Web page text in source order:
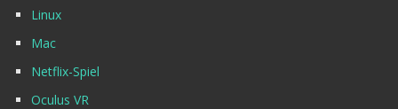
Linux
Mac
Netflix-Spiel
Oculus VR